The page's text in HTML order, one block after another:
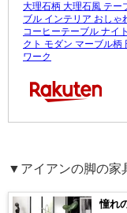
大理石柄 大理石風 テー
ブル インテリア おしゃ
コーヒーテーブル ナイ
クト モダン マーブル柄
ワーク
▼アイアンの脚の家
憧れ